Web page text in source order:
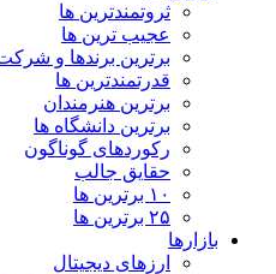
ثروتمندترین ها
عجیب ترین ها
برترین برندها و
قدرتمندترین ها
برترین هنرمندان
برترین دانشگاه ها
رکوردهای گوناگون
حقایق جالب
۱۰ برترین ها
۲۵ برترین ها
بازارها
ارزهای دیجیتال